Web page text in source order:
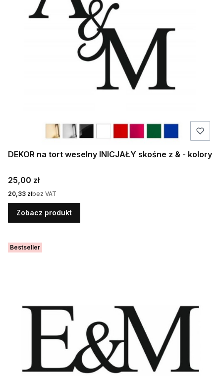
DEKOR na tort weselny INICJAŁY skośne z & - kolory
Cena
25,00 zł
Cena
20,33 złbez VAT
Zobacz produkt
Bestseller